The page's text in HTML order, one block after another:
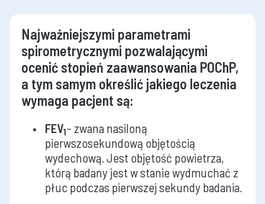
Najważniejszymi parametrami
spirometrycznymi pozwalającymi
ocenić stopień zaawansowania POChP,
a tym samym określić jakiego leczenia
wymaga pacjent są:
FEV1– zwana nasiloną
pierwszosekundową objętością
wydechową. Jest objętość powietrza,
którą badany jest w stanie wydmuchać z
płuc podczas pierwszej sekundy badania.